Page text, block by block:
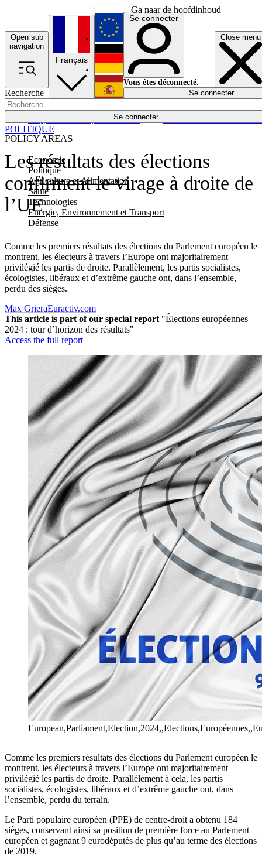
Ga naar de hoofdinhoud
Open sub
navigation
Close menu
Recherche
Se connecter
POLICY AREAS
Economie
Politique
Agriculture et Alimentation
Santé
Technologies
Energie, Environnement et Transport
Défense
Économie
Français
English
Deutsch
Español
Se connecter
Vous êtes déconnecté.
Se connecter
Les résultats des élections
confirment le virage à droite de
l’UE
Comme les premiers résultats des élections du Parlement européen le
montrent, les électeurs à travers l’Europe ont majoritairement
privilégié les partis de droite. Parallèlement, les partis socialistes,
écologistes, libéraux et d’extrême gauche ont, dans l’ensemble,
perdu des sièges.
POLITIQUE
Max GrieraEuractiv.com
This article is part of our special report "Élections européennes
2024 : tour d’horizon des résultats"
Access the full report
Comme les premiers résultats des élections du Parlement européen le
montrent, les électeurs à travers l’Europe ont majoritairement
privilégié les partis de droite. Parallèlement à cela, les partis
socialistes, écologistes, libéraux et d’extrême gauche ont, dans
l’ensemble, perdu du terrain.
Le Parti populaire européen (PPE) de centre-droit a obtenu 184
sièges, conservant ainsi sa position de première force au Parlement
européen et gagnant 9 eurodéputés de plus qu’au terme des élections
de 2019.